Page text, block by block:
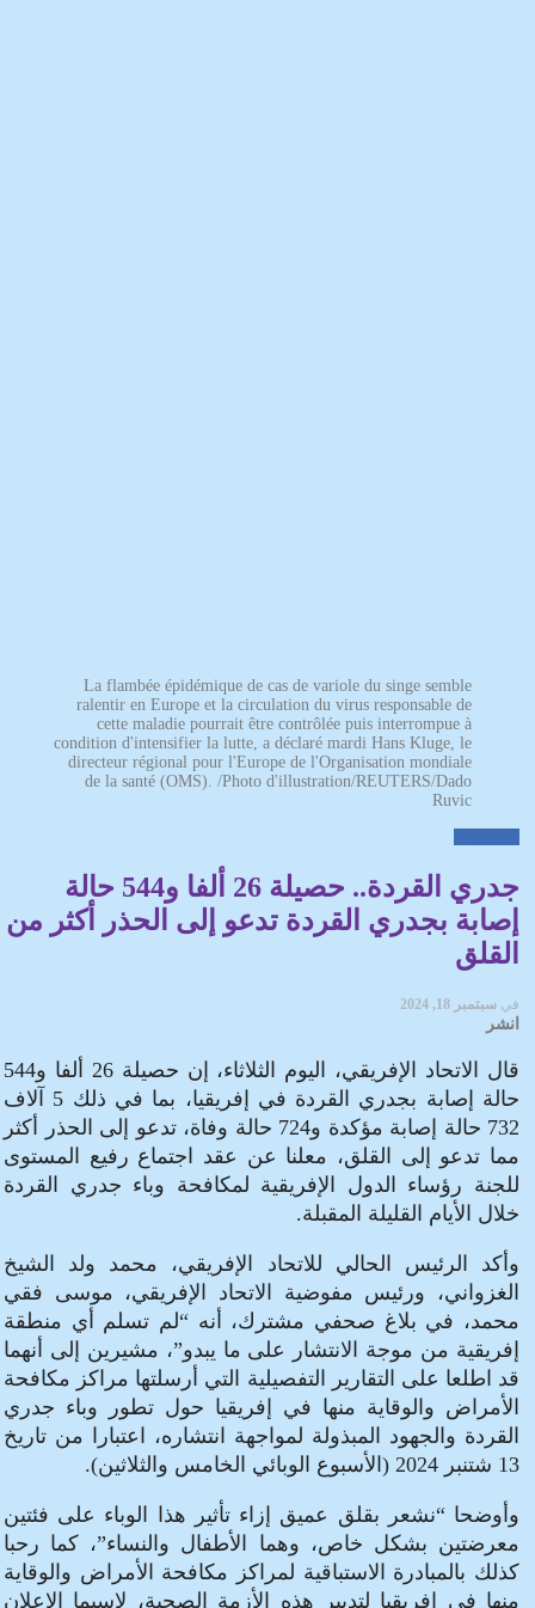
La flambée épidémique de cas de variole du singe semble
ralentir en Europe et la circulation du virus responsable de
cette maladie pourrait être contrôlée puis interrompue à
condition d'intensifier la lutte, a déclaré mardi Hans Kluge, le
directeur régional pour l'Europe de l'Organisation mondiale
de la santé (OMS). /Photo d'illustration/REUTERS/Dado
Ruvic
جدري القردة.. حصيلة 26 ألفا و544 حالة
إصابة بجدري القردة تدعو إلى الحذر أكثر من
القلق
في سبتمبر 18, 2024
انشر
قال الاتحاد الإفريقي، اليوم الثلاثاء، إن حصيلة 26 ألفا و544
حالة إصابة بجدري القردة في إفريقيا، بما في ذلك 5 آلاف
732 حالة إصابة مؤكدة و724 حالة وفاة، تدعو إلى الحذر أكثر
مما تدعو إلى القلق، معلنا عن عقد اجتماع رفيع المستوى
للجنة رؤساء الدول الإفريقية لمكافحة وباء جدري القردة
خلال الأيام القليلة المقبلة.
وأكد الرئيس الحالي للاتحاد الإفريقي، محمد ولد الشيخ
الغزواني، ورئيس مفوضية الاتحاد الإفريقي، موسى فقي
محمد، في بلاغ صحفي مشترك، أنه “لم تسلم أي منطقة
إفريقية من موجة الانتشار على ما يبدو”، مشيرين إلى أنهما
قد اطلعا على التقارير التفصيلية التي أرسلتها مراكز مكافحة
الأمراض والوقاية منها في إفريقيا حول تطور وباء جدري
القردة والجهود المبذولة لمواجهة انتشاره، اعتبارا من تاريخ
13 شتنبر 2024 (الأسبوع الوبائي الخامس والثلاثين).
وأوضحا “نشعر بقلق عميق إزاء تأثير هذا الوباء على فئتين
معرضتين بشكل خاص، وهما الأطفال والنساء”، كما رحبا
كذلك بالمبادرة الاستباقية لمراكز مكافحة الأمراض والوقاية
منها في إفريقيا لتدبير هذه الأزمة الصحية، لاسيما الإعلان